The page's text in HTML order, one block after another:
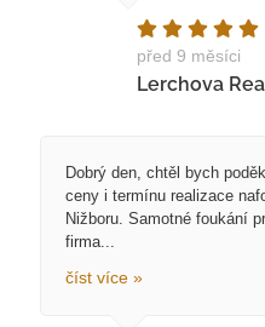
před 9 měsíci
Lerchova
Dobrý den, chtěl bych
ceny i termínu realizace
Nižboru. Samotné foukání
firma...
číst více »